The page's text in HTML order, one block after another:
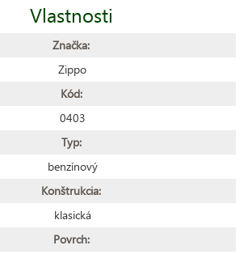
Vlastnosti
Značka:
Zippo
Kód:
0403
Typ:
benzínový
Konštrukcia:
klasická
Povrch: